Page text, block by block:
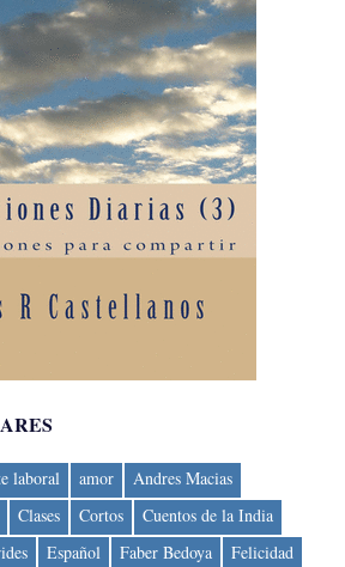
laboral amor
Andres Macias
Clases Cortos
Cuentos de la India
Español Faber Bedoya
Felicidad